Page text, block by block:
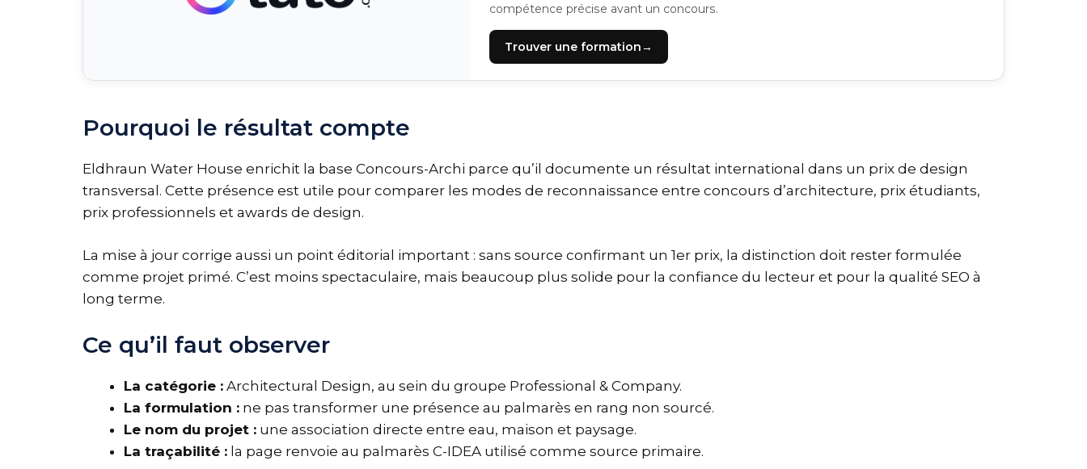
compétence précise avant un concours.
Trouver une formation
Pourquoi le résultat compte
Eldhraun Water House enrichit la base Concours-Archi parce qu’il documente un résultat international dans un prix de design
transversal. Cette présence est utile pour comparer les modes de reconnaissance entre concours d’architecture, prix étudiants,
prix professionnels et awards de design.
La mise à jour corrige aussi un point éditorial important : sans source confirmant un 1er prix, la distinction doit rester formulée
comme projet primé. C’est moins spectaculaire, mais beaucoup plus solide pour la confiance du lecteur et pour la qualité SEO à
long terme.
Ce qu’il faut observer
La catégorie : Architectural Design, au sein du groupe Professional & Company.
La formulation : ne pas transformer une présence au palmarès en rang non sourcé.
Le nom du projet : une association directe entre eau, maison et paysage.
La traçabilité : la page renvoie au palmarès C-IDEA utilisé comme source primaire.